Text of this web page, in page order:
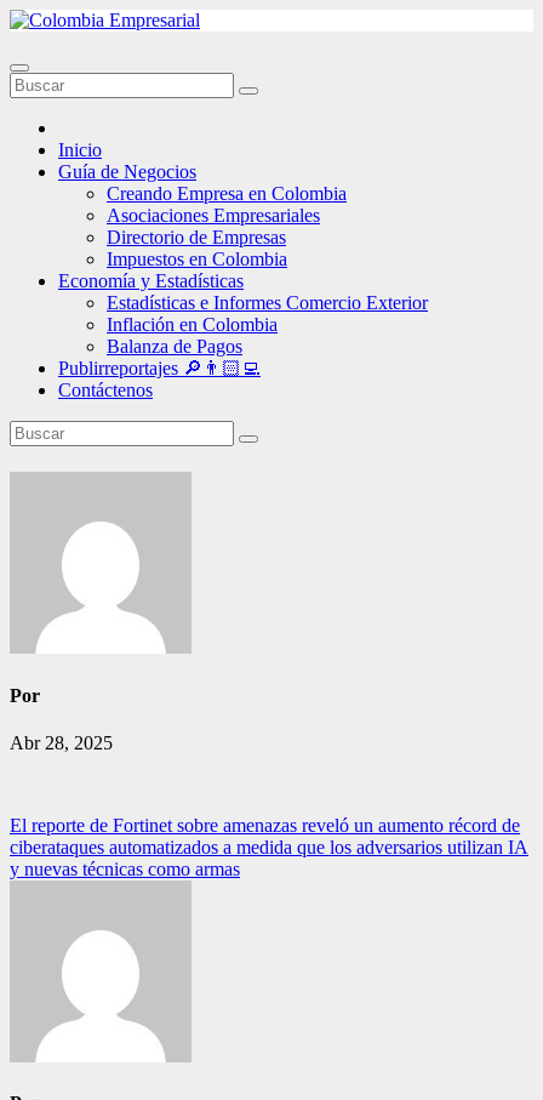
Ir
contenido
Inicio
Guía de Negocios
Creando Empresa en Colombia
Asociaciones Empresariales
Directorio de Empresas
Impuestos en Colombia
Economía y Estadísticas
Estadísticas e Informes Comercio Exterior
Inflación en Colombia
Balanza de Pagos
Publirreportajes 🔎👨🏻‍💻
Contáctenos
Por
Abr 28, 2025
Navegación
de
El reporte de Fortinet sobre amenazas reveló un aumento récord de
ciberataques automatizados a medida que los adversarios utilizan IA
y nuevas técnicas como armas